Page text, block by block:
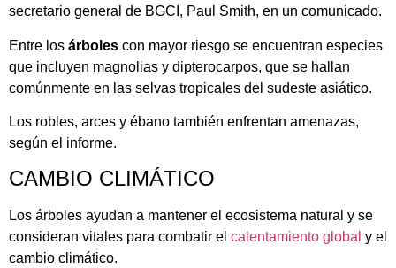
secretario general de BGCI, Paul Smith, en un comunicado.
Entre los árboles con mayor riesgo se encuentran especies
que incluyen magnolias y dipterocarpos, que se hallan
comúnmente en las selvas tropicales del sudeste asiático.
Los robles, arces y ébano también enfrentan amenazas,
según el informe.
CAMBIO CLIMÁTICO
Los árboles ayudan a mantener el ecosistema natural y se
consideran vitales para combatir el calentamiento global y el
cambio climático.